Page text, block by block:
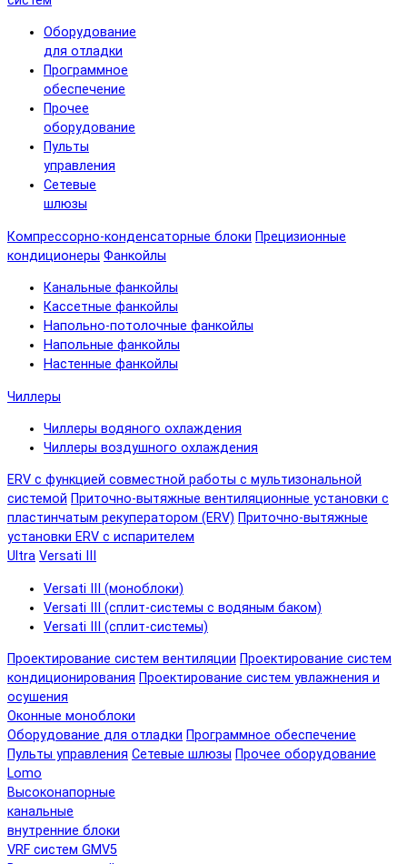
Оборудование
для отладки
Программное
обеспечение
Прочее
оборудование
Пульты
управления
Сетевые
шлюзы
Компрессорно-конденсаторные блоки Прецизионные
кондиционеры Фанкойлы
Канальные фанкойлы
Кассетные фанкойлы
Напольно-потолочные фанкойлы
Напольные фанкойлы
Настенные фанкойлы
Чиллеры
Чиллеры водяного охлаждения
Чиллеры воздушного охлаждения
ERV с функцией совместной работы с мультизональной
системой Приточно-вытяжные вентиляционные установки с
пластинчатым рекуператором (ERV) Приточно-вытяжные
установки ERV с испарителем
Ultra Versati III
Versati III (моноблоки)
Versati III (сплит-системы с водяным баком)
Versati III (сплит-системы)
Проектирование систем вентиляции Проектирование систем
кондиционирования Проектирование систем увлажнения и
осушения
Оконные моноблоки
Оборудование для отладки Программное обеспечение
Пульты управления Сетевые шлюзы Прочее оборудование
Lomo
Высоконапорные
канальные
внутренние блоки
VRF систем GMV5